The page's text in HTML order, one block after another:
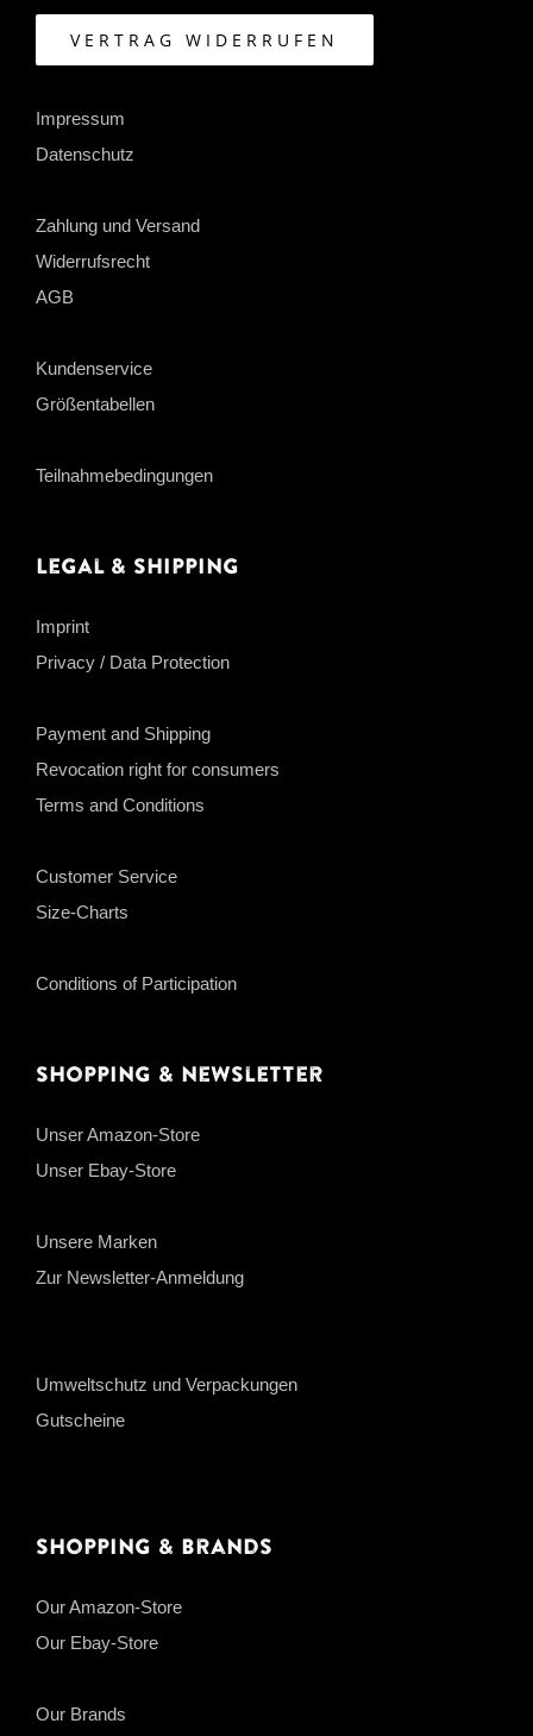
VERTRAG WIDERRUFEN
Impressum
Datenschutz
Zahlung und Versand
Widerrufsrecht
AGB
Kundenservice
Größentabellen
Teilnahmebedingungen
Legal & Shipping
Imprint
Privacy / Data Protection
Payment and Shipping
Revocation right for consumers
Terms and Conditions
Customer Service
Size-Charts
Conditions of Participation
Shopping & Newsletter
Unser Amazon-Store
Unser Ebay-Store
Unsere Marken
Zur Newsletter-Anmeldung
Umweltschutz und Verpackungen
Gutscheine
Shopping & Brands
Our Amazon-Store
Our Ebay-Store
Our Brands